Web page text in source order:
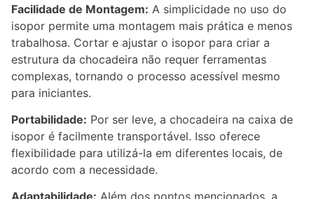
Facilidade de Montagem: A simplicidade no uso do
isopor permite uma montagem mais prática e menos
trabalhosa. Cortar e ajustar o isopor para criar a
estrutura da chocadeira não requer ferramentas
complexas, tornando o processo acessível mesmo
para iniciantes.
Portabilidade: Por ser leve, a chocadeira na caixa de
isopor é facilmente transportável. Isso oferece
flexibilidade para utilizá-la em diferentes locais, de
acordo com a necessidade.